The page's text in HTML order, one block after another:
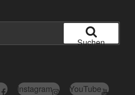
Suchen
Instagram YouTube